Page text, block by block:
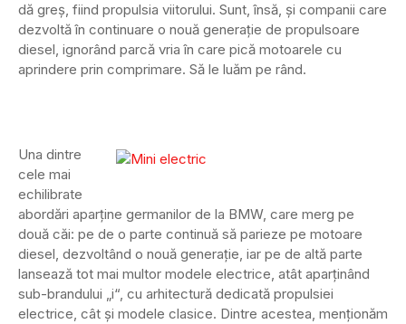
dă greș, fiind propulsia viitorului. Sunt, însă, și companii care
dezvoltă în continuare o nouă generație de propulsoare
diesel, ignorând parcă vria în care pică motoarele cu
aprindere prin comprimare. Să le luăm pe rând.
Una dintre
cele mai
echilibrate
abordări aparține germanilor de la BMW, care merg pe
două căi: pe de o parte continuă să parieze pe motoare
diesel, dezvoltând o nouă generație, iar pe de altă parte
lansează tot mai multor modele electrice, atât aparținând
sub-brandului „i“, cu arhitectură dedicată propulsiei
electrice, cât și modele clasice. Dintre acestea, menționăm